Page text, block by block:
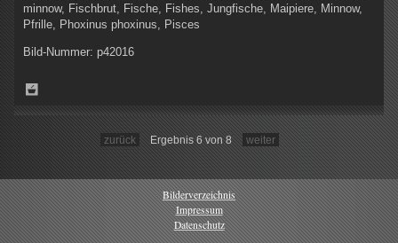
minnow, Fischbrut, Fische, Fishes, Jungfische, Maipiere, Minnow,
Pfrille, Phoxinus phoxinus, Pisces
Bild-Nummer: p42016
zurück Ergebnis 6 von 8 weiter
Bilderverzeichnis
Impressum
Datenschutz